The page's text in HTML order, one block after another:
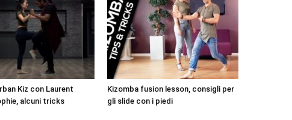
Kiz con Laurent
alcuni tricks
Kizomba fusion lesson, consigli per
gli slide con i piedi